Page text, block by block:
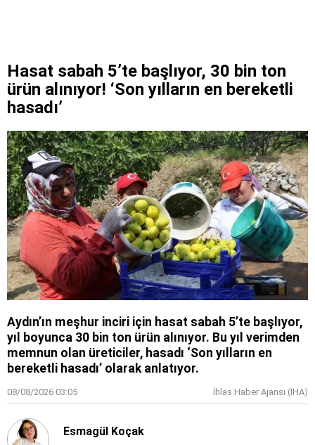
Hasat sabah 5’te başlıyor, 30 bin ton
ürün alınıyor! ‘Son yılların en bereketli
hasadı’
Aydın’ın meşhur inciri için hasat sabah 5’te başlıyor,
yıl boyunca 30 bin ton ürün alınıyor. Bu yıl verimden
memnun olan üreticiler, hasadı ‘Son yılların en
bereketli hasadı’ olarak anlatıyor.
08/08/2026 03:05 İhlas Haber Ajansı (IHA)
Esmagül Koçak